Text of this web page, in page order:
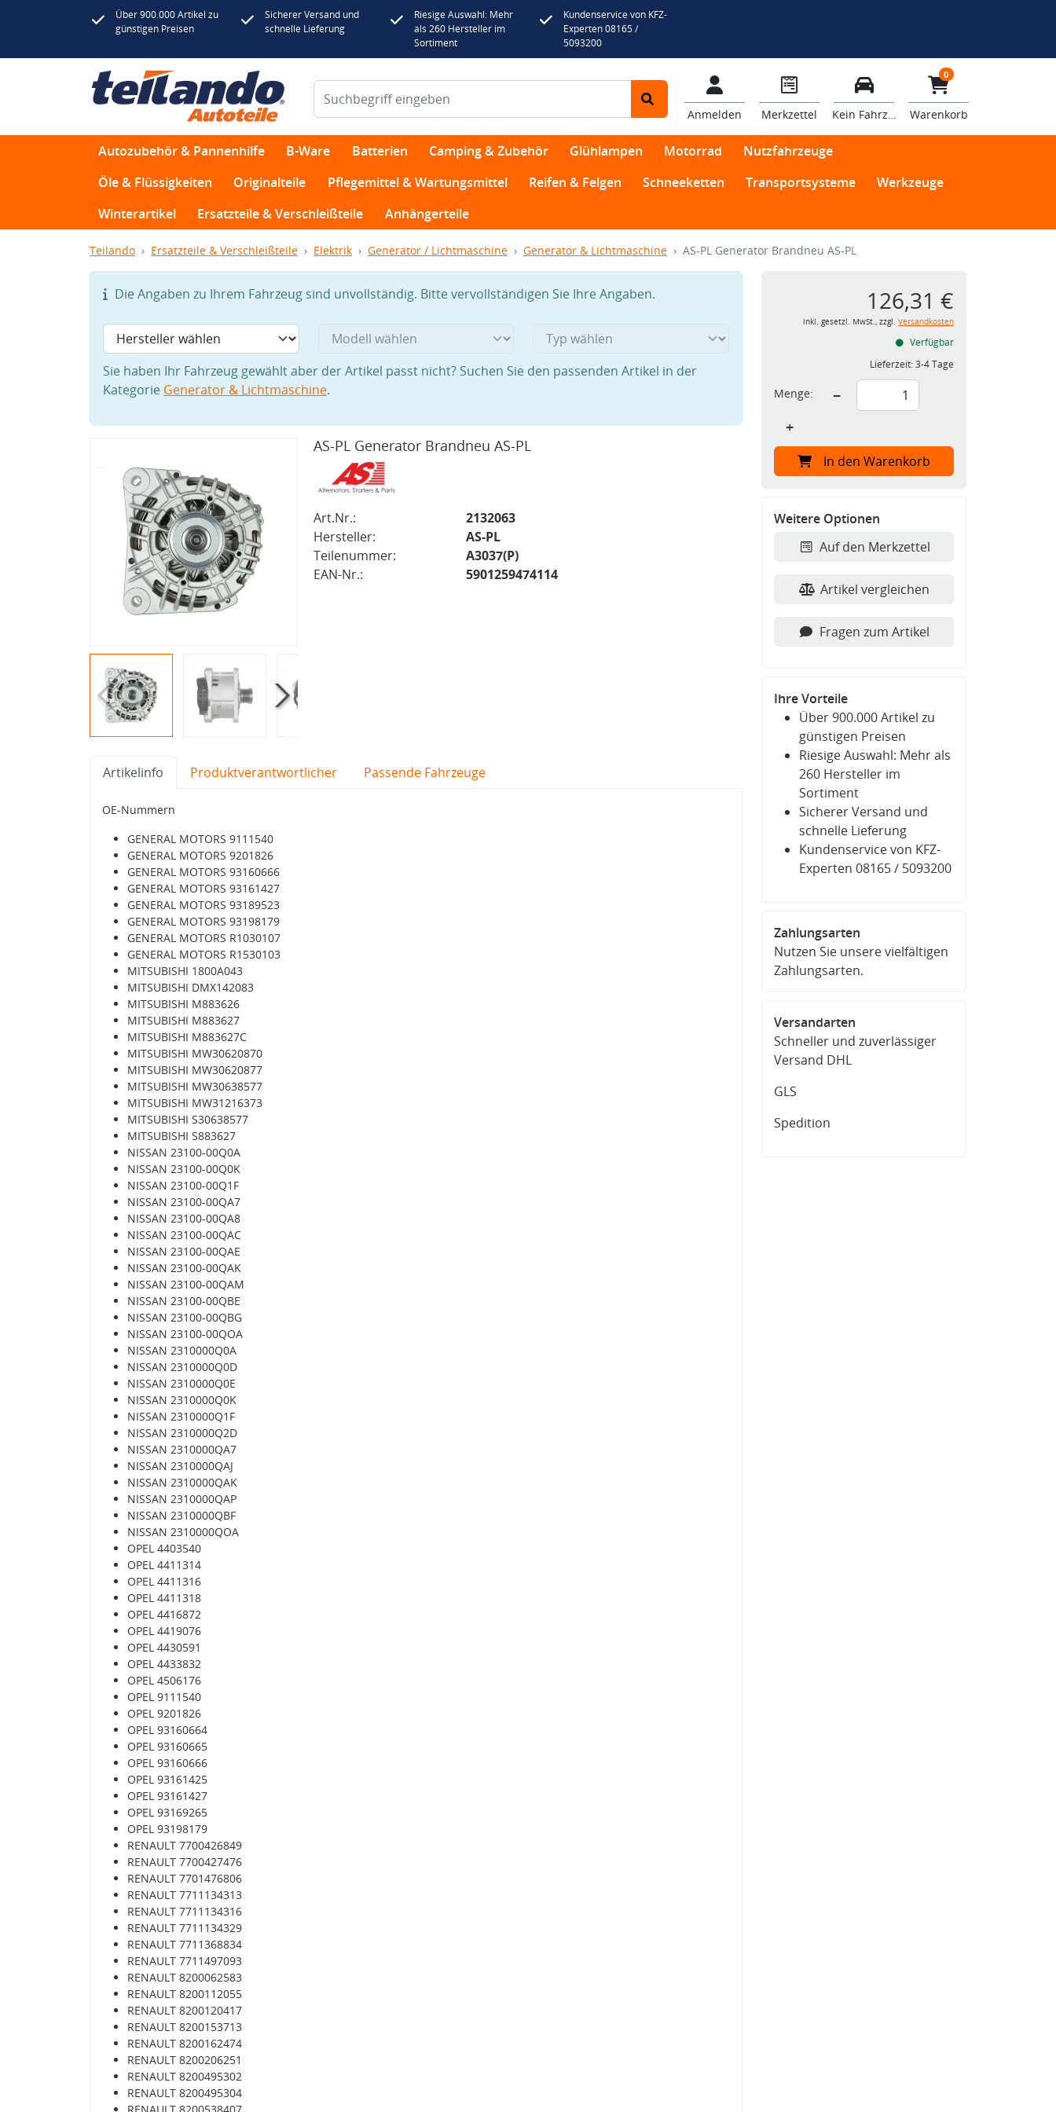
Über 900.000 Artikel zu
günstigen Preisen
Sicherer Versand und
schnelle Lieferung
Riesige Auswahl: Mehr
als 260 Hersteller im
Sortiment
Kundenservice von KFZ-
Experten 08165 /
5093200
Anmelden Merkzettel Kein Fahrzeug
0
Warenkorb
Autozubehör & Pannenhilfe B-Ware Batterien Camping & Zubehör Glühlampen Motorrad
Nutzfahrzeuge
Öle & Flüssigkeiten
Originalteile Pflegemittel & Wartungsmittel Reifen & Felgen Schneeketten Transportsysteme
Werkzeuge
Winterartikel
Ersatzteile & Verschleißteile Anhängerteile
Teilando Ersatzteile & Verschleißteile Elektrik Generator / Lichtmaschine Generator & Lichtmaschine AS-PL Generator Brandneu AS-PL
Die Angaben zu Ihrem Fahrzeug sind unvollständig. Bitte vervollständigen Sie Ihre Angaben.
Sie haben Ihr Fahrzeug gewählt aber der Artikel passt nicht? Suchen Sie den passenden Artikel in der
Kategorie Generator & Lichtmaschine.
AS-PL Generator Brandneu AS-PL
Art.Nr.:
2132063
Hersteller:
AS-PL
Teilenummer:
A3037(P)
EAN-Nr.:
5901259474114
Artikelinfo Produktverantwortlicher Passende Fahrzeuge
OE-Nummern
GENERAL MOTORS 9111540
GENERAL MOTORS 9201826
GENERAL MOTORS 93160666
GENERAL MOTORS 93161427
GENERAL MOTORS 93189523
GENERAL MOTORS 93198179
GENERAL MOTORS R1030107
GENERAL MOTORS R1530103
MITSUBISHI 1800A043
MITSUBISHI DMX142083
MITSUBISHI M883626
MITSUBISHI M883627
MITSUBISHI M883627C
MITSUBISHI MW30620870
MITSUBISHI MW30620877
MITSUBISHI MW30638577
MITSUBISHI MW31216373
MITSUBISHI S30638577
MITSUBISHI S883627
NISSAN 23100-00Q0A
NISSAN 23100-00Q0K
NISSAN 23100-00Q1F
NISSAN 23100-00QA7
NISSAN 23100-00QA8
NISSAN 23100-00QAC
NISSAN 23100-00QAE
NISSAN 23100-00QAK
NISSAN 23100-00QAM
NISSAN 23100-00QBE
NISSAN 23100-00QBG
NISSAN 23100-00QOA
NISSAN 2310000Q0A
NISSAN 2310000Q0D
NISSAN 2310000Q0E
NISSAN 2310000Q0K
NISSAN 2310000Q1F
NISSAN 2310000Q2D
NISSAN 2310000QA7
NISSAN 2310000QAJ
NISSAN 2310000QAK
NISSAN 2310000QAP
NISSAN 2310000QBF
NISSAN 2310000QOA
OPEL 4403540
OPEL 4411314
OPEL 4411316
OPEL 4411318
OPEL 4416872
OPEL 4419076
OPEL 4430591
OPEL 4433832
OPEL 4506176
OPEL 9111540
OPEL 9201826
OPEL 93160664
OPEL 93160665
OPEL 93160666
OPEL 93161425
OPEL 93161427
OPEL 93169265
OPEL 93198179
RENAULT 7700426849
RENAULT 7700427476
RENAULT 7701476806
RENAULT 7711134313
RENAULT 7711134316
RENAULT 7711134329
RENAULT 7711368834
RENAULT 7711497093
RENAULT 8200062583
RENAULT 8200112055
RENAULT 8200120417
RENAULT 8200153713
RENAULT 8200162474
RENAULT 8200206251
RENAULT 8200495302
RENAULT 8200495304
126,31 €
inkl. gesetzl. MwSt., zzgl. Versandkosten
Verfügbar
Lieferzeit:3-4 Tage
Menge:
−
+
In den Warenkorb
Weitere Optionen
Auf den Merkzettel
Artikel vergleichen
Fragen zum Artikel
Ihre Vorteile
Über 900.000 Artikel zu
günstigen Preisen
Riesige Auswahl: Mehr als
260 Hersteller im
Sortiment
Sicherer Versand und
schnelle Lieferung
Kundenservice von KFZ-
Experten 08165 / 5093200
Zahlungsarten
Nutzen Sie unsere vielfältigen
Zahlungsarten.
Versandarten
Schneller und zuverlässiger
Versand DHL
GLS
Spedition